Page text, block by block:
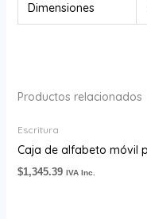
Dimensiones
Productos relacionados
Escritura
Caja de alfabeto móvil
$1,345.39 IVA Inc.